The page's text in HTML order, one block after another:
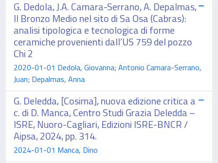
G. Dedola, J.A. Camara-Serrano, A. Depalmas,
Il Bronzo Medio nel sito di Sa Osa (Cabras):
analisi tipologica e tecnologica di forme
ceramiche provenienti dall’US 759 del pozzo
Chi 2
2020-01-01 Dedola, Giovanna; Antonio Camara-Serrano,
Juan; Depalmas, Anna
G. Deledda, [Cosima], nuova edizione critica a
c. di D. Manca, Centro Studi Grazia Deledda –
ISRE, Nuoro-Cagliari, Edizioni ISRE-BNCR /
Aipsa, 2024, pp. 314.
2024-01-01 Manca, Dino